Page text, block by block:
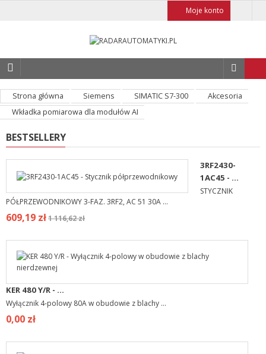
Moje konto
Strona główna Siemens SIMATIC S7-300
Akcesoria
Wkładka pomiarowa dla modułów AI
BESTSELLERY
3RF2430-
1AC45 - ...
STYCZNIK
PÓŁPRZEWODNIKOWY 3-FAZ. 3RF2, AC 51 30A ...
609,19 zł1 116,62 zł
KER 480 Y/R - ...
Wyłącznik 4-polowy 80A w obudowie z blachy ...
0,00 zł